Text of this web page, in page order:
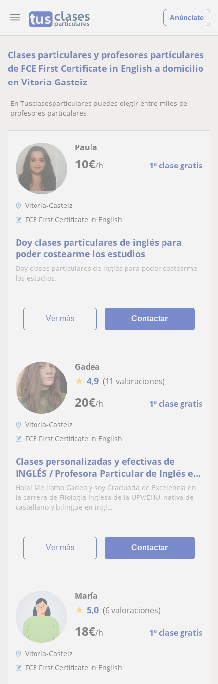
Anúnciate
Clases particulares y profesores particulares
de FCE First Certificate in English a domicilio
en Vitoria-Gasteiz
En Tusclasesparticulares puedes elegir entre miles de
profesores particulares
10€/h 1ª clase gratis
Paula
Vitoria-Gasteiz
FCE First Certificate in English
Doy clases particulares de inglés para
poder costearme los estudios
Doy clases particulares de inglés para poder costearme
los estudios.
ver más Contactar
20€/h 1ª clase gratis
Gadea
★ 4,9 (11 valoraciones)
Vitoria-Gasteiz
FCE First Certificate in English
Clases personalizadas y efectivas de
INGLÉS / Profesora Particular de Inglés en
Vitoria / Online
Hola! Me llamo Gadea y soy Graduada de Excelencia en
la carrera de Filología Inglesa de la UPV/EHU, nativa de
castellano y bilingüe en ingl...
ver más Contactar
18€/h 1ª clase gratis
María
★ 5,0 (6 valoraciones)
Vitoria-Gasteiz
FCE First Certificate in English